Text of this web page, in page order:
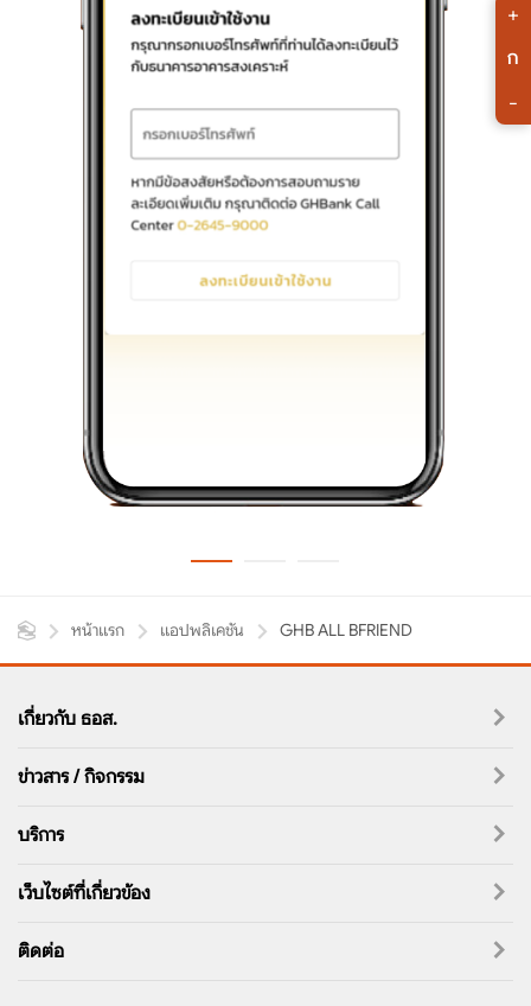
หน้าแรก แอปพลิเคชัน GHB ALL BFRIEND
เกี่ยวกับ ธอส.
ข่าวสาร / กิจกรรม
บริการ
เว็บไซต์ที่เกี่ยวข้อง
ติดต่อ
+
ก
-